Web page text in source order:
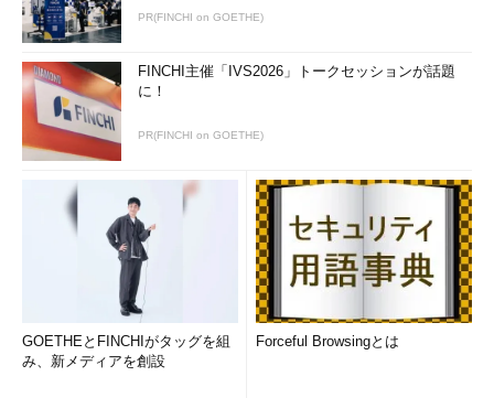
PR(FINCHI on GOETHE)
FINCHI主催「IVS2026」トークセッションが話題
に！
PR(FINCHI on GOETHE)
GOETHEとFINCHIがタッグを組
み、新メディアを創設
Forceful Browsingとは